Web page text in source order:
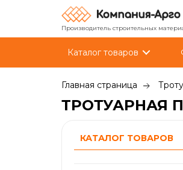
Производитель строительных
Каталог товаров
Главная страница
ТРОТУАРНАЯ
КАТАЛОГ ТОВАРОВ